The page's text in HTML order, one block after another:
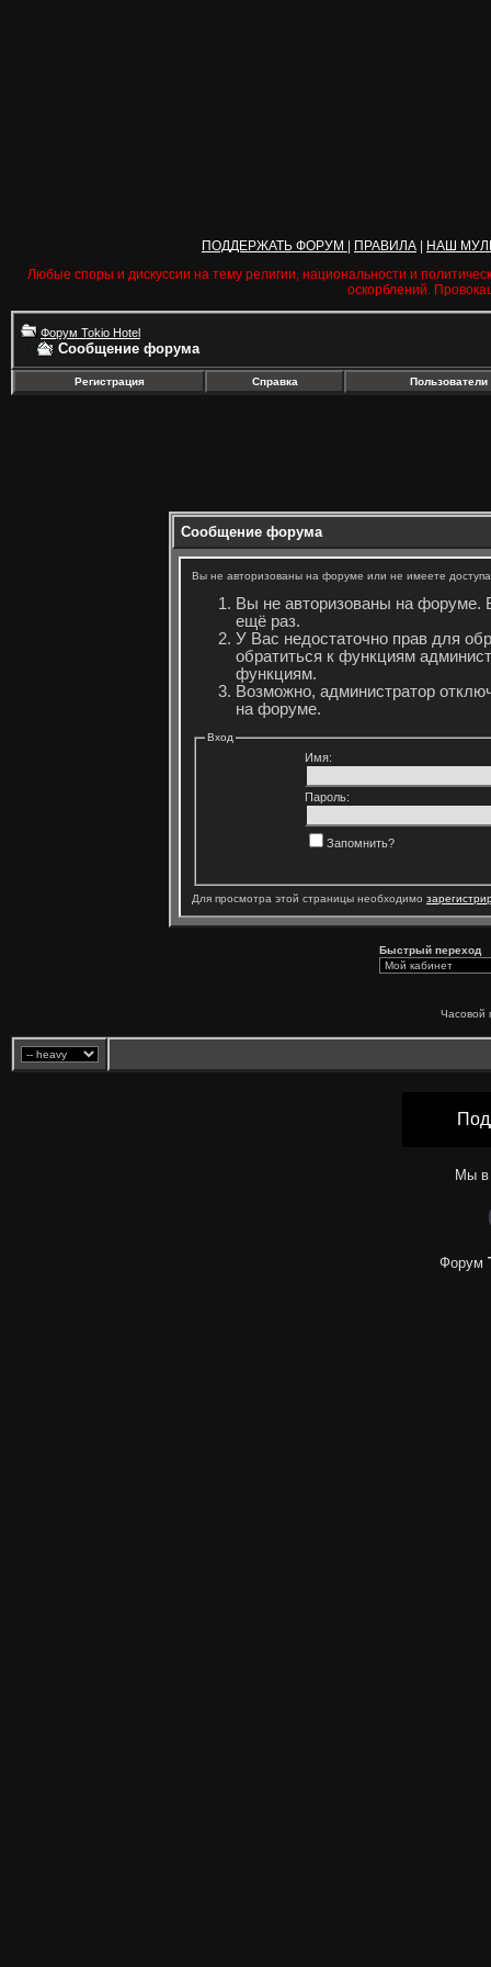
ПОДДЕРЖАТЬ ФОРУМ ПРАВИЛА
НАШ
Любые споры и дискуссии на тему религии, национальности и
оскорблений.
Форум Tokio Hotel
Сообщение форума
Регистрация Справка Пользователи
Сообщение форума
Вы не авторизованы на форуме или не имеете
Вы не авторизованы на форуме.
ещё раз.
У Вас недостаточно прав для
обратиться к функциям
функциям.
Возможно, администратор
на форуме.
Вход
Имя:
Пароль:
Запомнить?
Для просмотра этой страницы необходимо
Быстрый переход
Часовой
Мы в
Форум